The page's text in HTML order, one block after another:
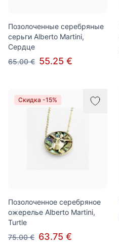
Позолоченные серебряные
серьги Alberto Martini,
Сердце
65.00 € 55.25 €
Скидка -15%
Позолоченное серебряное
ожерелье Alberto Martini,
Turtle
75.00 € 63.75 €